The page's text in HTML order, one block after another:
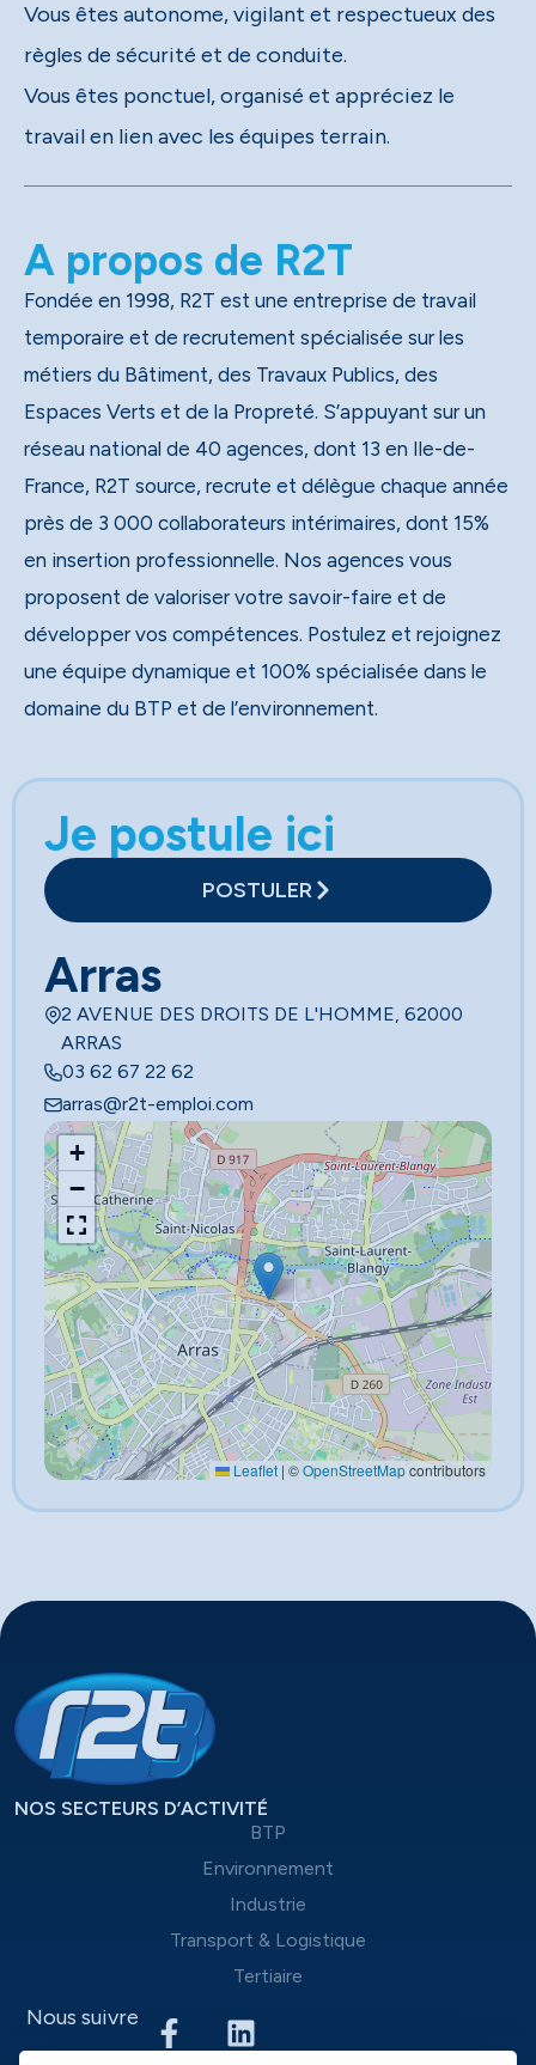
Vous êtes autonome, vigilant et respectueux des
règles de sécurité et de conduite.
Vous êtes ponctuel, organisé et appréciez le
travail en lien avec les équipes terrain.
A propos de R2T
Fondée en 1998, R2T est une entreprise de travail
temporaire et de recrutement spécialisée sur les
métiers du Bâtiment, des Travaux Publics, des
Espaces Verts et de la Propreté. S’appuyant sur un
réseau national de 40 agences, dont 13 en Ile-de-
France, R2T source, recrute et délègue chaque année
près de 3 000 collaborateurs intérimaires, dont 15%
en insertion professionnelle. Nos agences vous
proposent de valoriser votre savoir-faire et de
développer vos compétences. Postulez et rejoignez
une équipe dynamique et 100% spécialisée dans le
domaine du BTP et de l’environnement.
Je postule ici
POSTULER
Arras
2 AVENUE DES DROITS DE L'HOMME, 62000
ARRAS
03 62 67 22 62
arras@r2t-emploi.com
+
−
Leaflet | ©OpenStreetMapcontributors
NOS SECTEURS D’ACTIVITÉ
BTP
Environnement
Industrie
Transport & Logistique
Tertiaire
Nous suivre